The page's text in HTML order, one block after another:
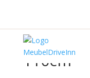
TV
110cm